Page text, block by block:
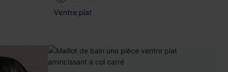
Ventre plat